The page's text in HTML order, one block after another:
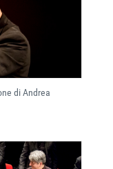
di Andrea